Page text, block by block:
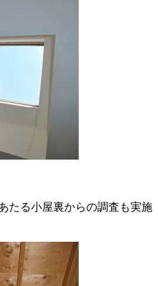
たる小屋裏からの調査も実施